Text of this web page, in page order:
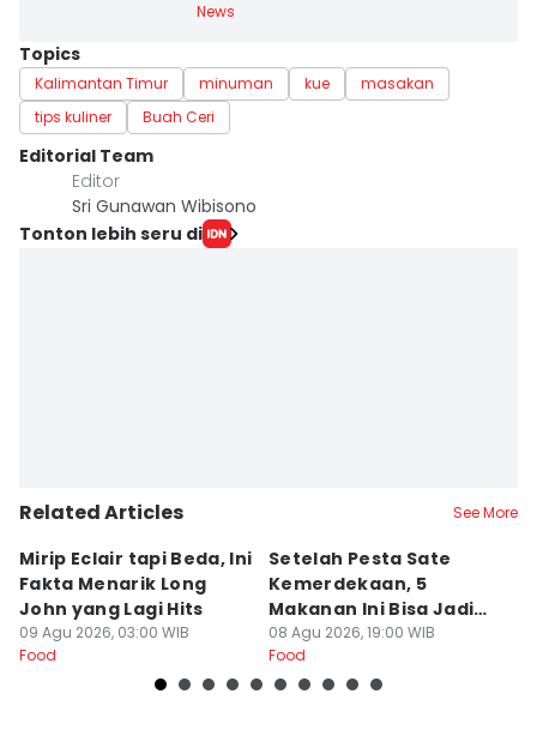
News
Topics
Kalimantan Timur minuman kue
masakan
tips kuliner
Buah Ceri
Editorial Team
Editor
Sri Gunawan Wibisono
Tonton lebih seru di
Related Articles See More
Mirip Eclair tapi Beda, Ini
Fakta Menarik Long
John yang Lagi Hits
09 Agu 2026, 03:00 WIB
Food
Setelah Pesta Sate
Kemerdekaan, 5
Makanan Ini Bisa Jadi
Penyelamat Lidah
08 Agu 2026, 19:00 WIB
Food